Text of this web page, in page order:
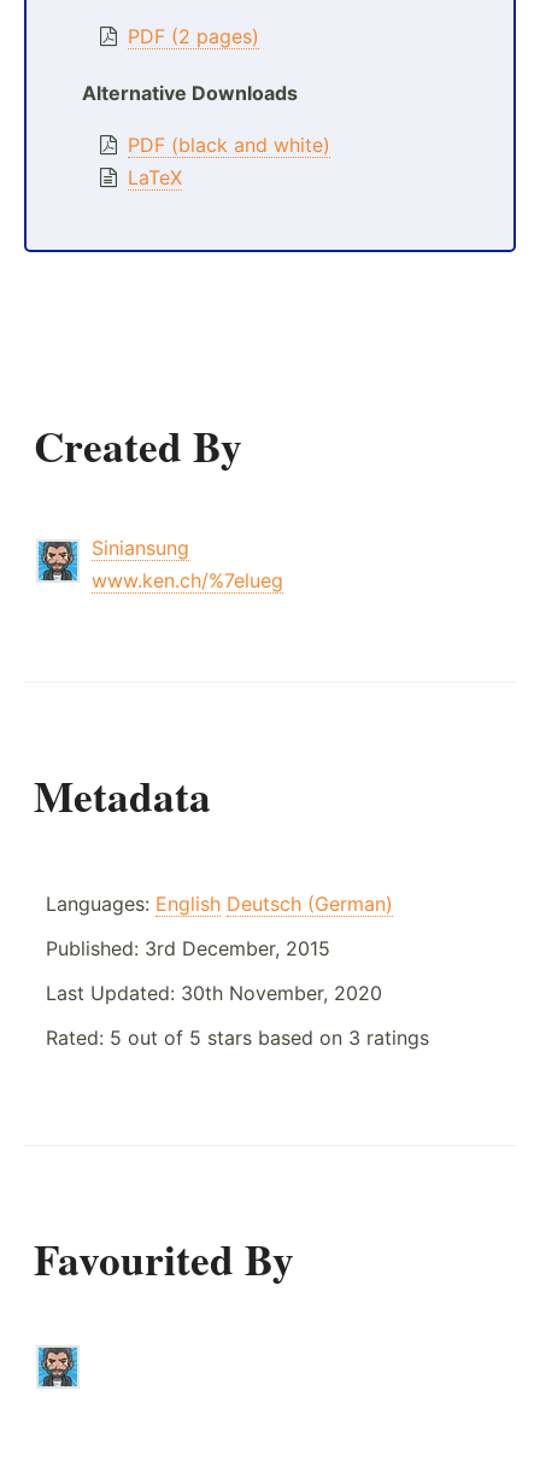
PDF (2 pages)
Alternative Downloads
PDF (black and white)
LaTeX
Created By
Siniansung
www.ken.ch/%7elueg
Metadata
Languages: English Deutsch (German)
Published: 3rd December, 2015
Last Updated: 30th November, 2020
Rated: 5 out of 5 stars based on 3 ratings
Favourited By